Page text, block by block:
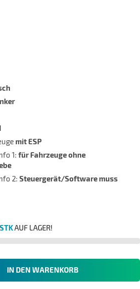
mit ESP
1: für Fahrzeuge ohne
2:Steuergerät/Software muss
AUF LAGER!
IN DEN WARENKORB